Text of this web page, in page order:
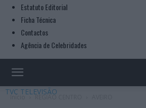
Estatuto Editorial
Ficha Técnica
Contactos
Agência de Celebridades
TVC TELEVISÃO
Início REGIÃO CENTRO